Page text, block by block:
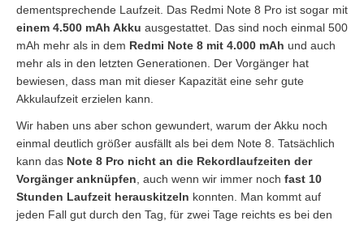
dementsprechende Laufzeit. Das Redmi Note 8 Pro ist sogar mit
einem 4.500 mAh Akku ausgestattet. Das sind noch einmal 500
mAh mehr als in dem Redmi Note 8 mit 4.000 mAh und auch
mehr als in den letzten Generationen. Der Vorgänger hat
bewiesen, dass man mit dieser Kapazität eine sehr gute
Akkulaufzeit erzielen kann.
Wir haben uns aber schon gewundert, warum der Akku noch
einmal deutlich größer ausfällt als bei dem Note 8. Tatsächlich
kann das Note 8 Pro nicht an die Rekordlaufzeiten der
Vorgänger anknüpfen, auch wenn wir immer noch fast 10
Stunden Laufzeit herauskitzeln konnten. Man kommt auf
jeden Fall gut durch den Tag, für zwei Tage reichts es bei den